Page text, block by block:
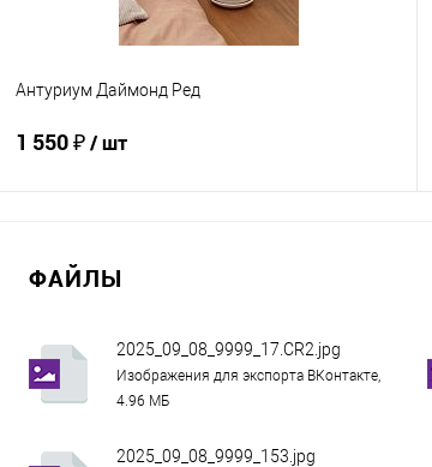
Антуриум Даймонд Ред
1 550 ₽/ шт
В избранное
В наличии
ФАЙЛЫ
2025_09_08_9999_17.CR2.jpg
Изображения для экспорта ВКонтакте,
4.96 МБ
2025_09_08_9999_153.jpg